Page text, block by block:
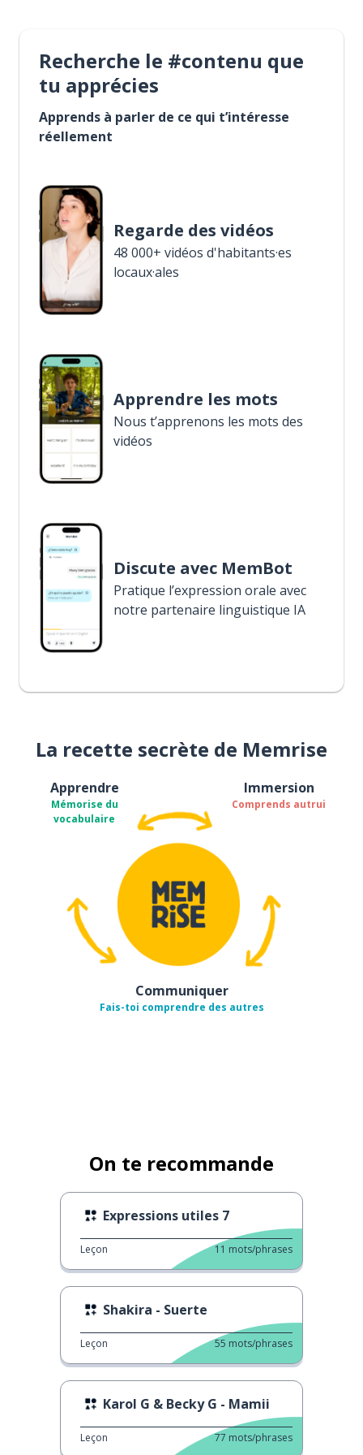
Recherche le #contenu que
tu apprécies
Apprends à parler de ce qui t’intéresse
réellement
Regarde des vidéos
48 000+ vidéos d'habitants·es
locaux·ales
Apprendre les mots
Nous t’apprenons les mots des
vidéos
Discute avec MemBot
Pratique l’expression orale avec
notre partenaire linguistique IA
La recette secrète de Memrise
Apprendre
Mémorise du
vocabulaire
Immersion
Comprends autrui
Communiquer
Fais-toi comprendre des autres
On te recommande
Expressions utiles 7
Leçon 11 mots/phrases
Shakira - Suerte
Leçon 55 mots/phrases
Karol G & Becky G - Mamii
Leçon 77 mots/phrases